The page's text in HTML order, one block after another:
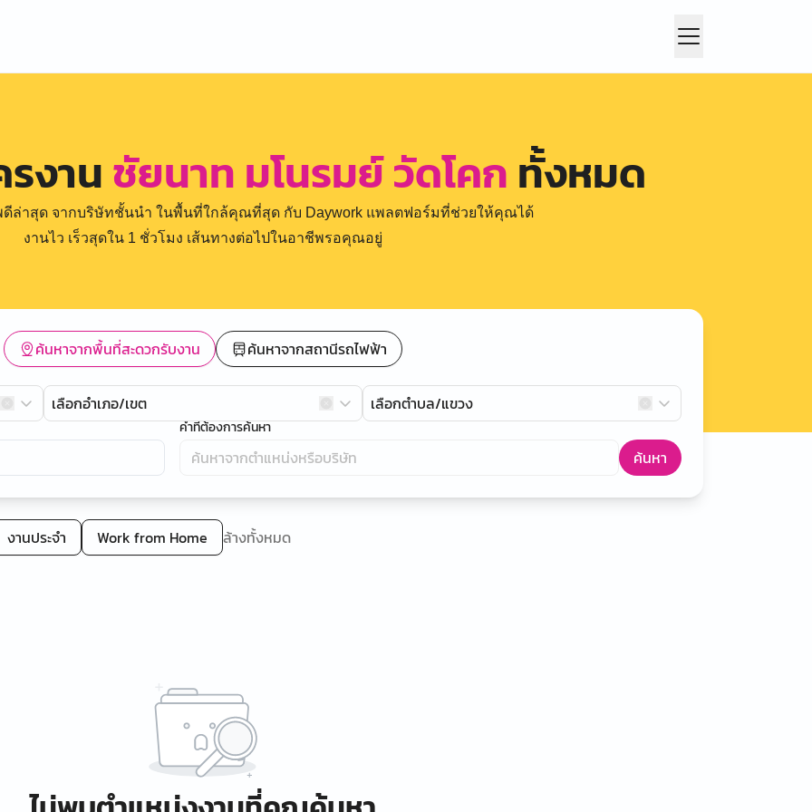
งานชัยนาท มโนรมย์ วัดโคก ทั้งหมด
ล่าสุด จากบริษัทชั้นนำ ในพื้นที่ใกล้คุณที่สุด กับ Daywork แพลตฟอร์มที่ช่วยให้คุณได้
งานไว เร็วสุดใน 1 ชั่วโมง เส้นทางต่อไปในอาชีพรอคุณอยู่
ค้นหาจากพื้นที่สะดวกรับงาน ค้นหาจากสถานีรถไฟฟ้า
เลือกอำเภอ/เขต เลือกตำบล/แขวง
คำที่ต้องการค้นหา
ค้นหา
งานประจำ Work from Home ล้างทั้งหมด